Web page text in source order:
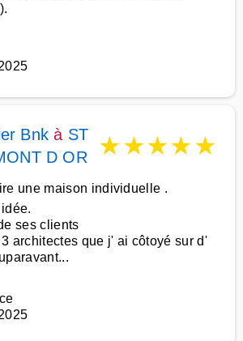
Bnk à ST
D OR
★★★★★
une maison individuelle .
ses clients
architectes que j' ai côtoyé sur d'